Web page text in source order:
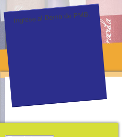
Ingrese al Demo de PMB.